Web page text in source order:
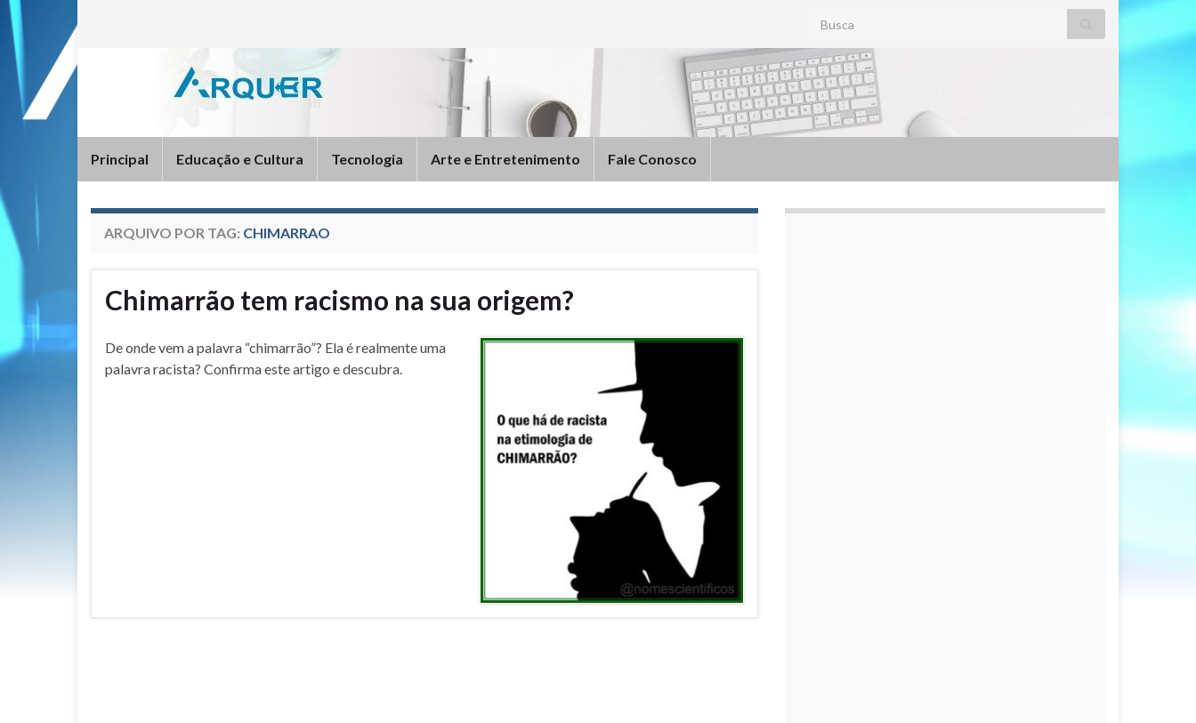
Search for:
Principal Educação e Cultura Tecnologia Arte e Entretenimento Fale Conosco
ARQUIVO POR TAG: CHIMARRAO
Chimarrão tem racismo na sua origem?
De onde vem a palavra “chimarrão”? Ela é realmente uma
palavra racista? Confirma este artigo e descubra.